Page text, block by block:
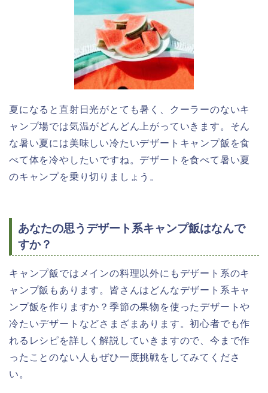
夏になると直射日光がとても暑く、クーラーのないキ
ャンプ場では気温がどんどん上がっていきます。そん
な暑い夏には美味しい冷たいデザートキャンプ飯を食
べて体を冷やしたいですね。デザートを食べて暑い夏
のキャンプを乗り切りましょう。
あなたの思うデザート系キャンプ飯はなんで
すか？
キャンプ飯ではメインの料理以外にもデザート系のキ
ャンプ飯もあります。皆さんはどんなデザート系キャ
ンプ飯を作りますか？季節の果物を使ったデザートや
冷たいデザートなどさまざまあります。初心者でも作
れるレシピを詳しく解説していきますので、今まで作
ったことのない人もぜひ一度挑戦をしてみてくださ
い。